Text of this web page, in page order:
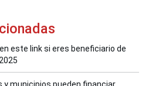
este link si eres beneficiario de